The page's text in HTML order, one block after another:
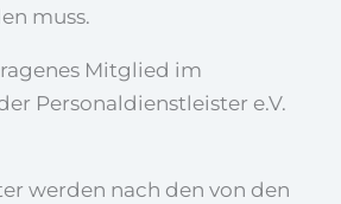
muss.
Mitglied im
Personaldienstleister e.V.
werden nach den von den